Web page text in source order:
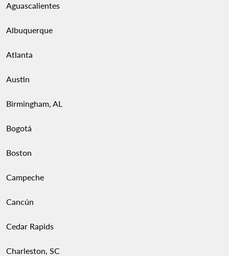
Aguascalientes
Albuquerque
Atlanta
Austin
Birmingham, AL
Bogotá
Boston
Campeche
Cancún
Cedar Rapids
Charleston, SC